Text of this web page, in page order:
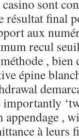
sont
résultat final
aux
recul
, bien
épine
,
à leurs